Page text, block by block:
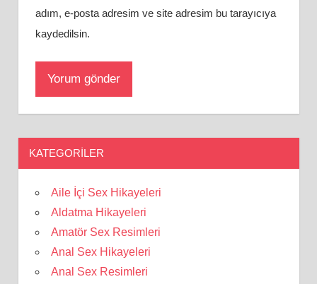
adım, e-posta adresim ve site adresim bu tarayıcıya
kaydedilsin.
KATEGORILER
Aile İçi Sex Hikayeleri
Aldatma Hikayeleri
Amatör Sex Resimleri
Anal Sex Hikayeleri
Anal Sex Resimleri